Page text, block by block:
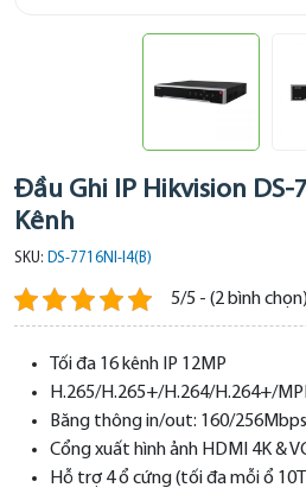
Đầu Ghi IP Hikvision DS-
Kênh
SKU: DS-7716NI-I4(B)
5/5 - (2 bình chọn)
Tối đa 16 kênh IP 12MP
H.265/H.265+/H.264/H.264+/
Băng thông in/out: 160/256Mbps
Cổng xuất hình ảnh HDMI 4K &
Hỗ trợ 4 ổ cứng (tối đa mỗi ổ